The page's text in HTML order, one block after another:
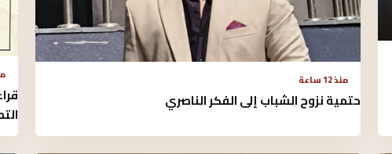
منذ 12 ساعة
حتمية نزوح الشباب إلى الفكر الناصري